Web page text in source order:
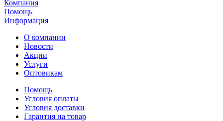
Компания
Помощь
Информация
О компании
Новости
Акции
Услуги
Оптовикам
Помощь
Условия оплаты
Условия доставки
Гарантия на товар